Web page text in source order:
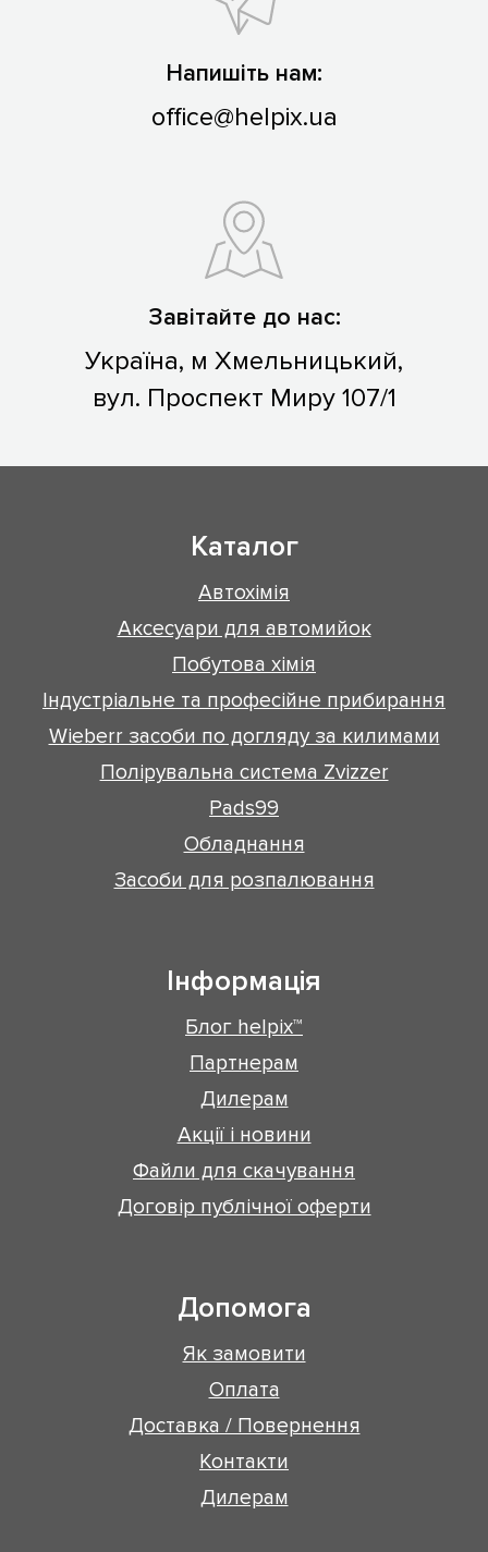
Напишіть нам:
office@helpix.ua
Завітайте до нас:
Україна, м Хмельницький,
вул. Проспект Миру 107/1
Каталог
Автохімія
Аксесуари для автомийок
Побутова хімія
Індустріальне та професійне прибирання
Wieberr засоби по догляду за килимами
Полірувальна система Zvizzer
Pads99
Обладнання
Засоби для розпалювання
Інформація
Блог helpix™
Партнерам
Дилерам
Акції і новини
Файли для скачування
Договір публічної оферти
Допомога
Як замовити
Оплата
Доставка / Повернення
Контакти
Дилерам